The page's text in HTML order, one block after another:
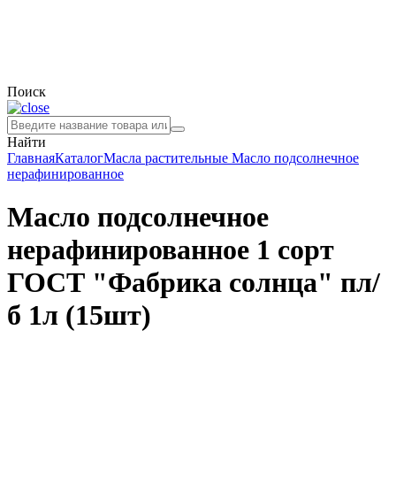
Поиск
Найти
ГлавнаяКаталогМасла растительные Масло подсолнечное
нерафинированное
Масло подсолнечное
нерафинированное 1 сорт
ГОСТ "Фабрика солнца" пл/
б 1л (15шт)